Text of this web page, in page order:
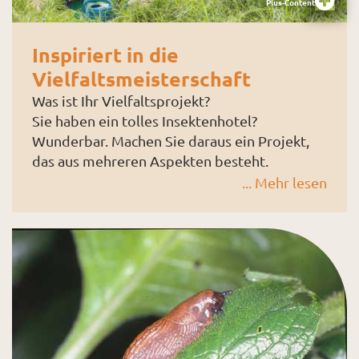
Inspiriert in die
Vielfaltsmeisterschaft
Was ist Ihr Vielfaltsprojekt?
Sie haben ein tolles Insektenhotel?
Wunderbar. Machen Sie daraus ein Projekt,
das aus mehreren Aspekten besteht.
Vielleicht holen Sie sich Insektenkenner dazu
Insektengeräusche in der Wiese zum Thema
zu machen, kooperieren mit dem örtlichen
Musikverein, dann gibt es vielleicht ein
Wiesenkonzert der anderen Art? Wenn Sie
schon dabei sind, entsenden Sie vielleicht
gleich noch Insektenhotel-Tester und
... Mehr lesen